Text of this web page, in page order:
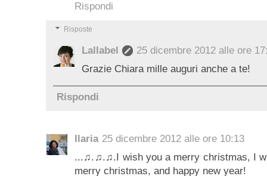
Rispondi
Risposte
Lallabel
25 dicembre 2012 alle ore
Grazie Chiara mille auguri anche a te!
Rispondi
Ilaria 25 dicembre 2012 alle ore 10:13
...♫.♫.♫.I wish you a merry christmas, I
merry christmas, and happy new year!